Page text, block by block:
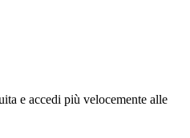
e accedi più velocemente alle